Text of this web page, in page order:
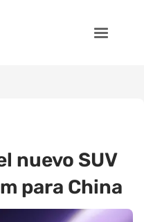
nuevo SUV
para China